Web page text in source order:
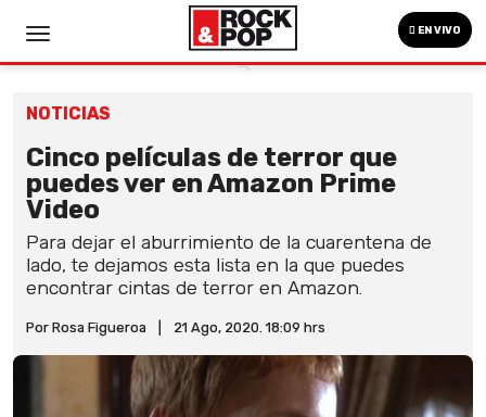
EN VIVO
NOTICIAS
Cinco películas de terror que
puedes ver en Amazon Prime
Video
Para dejar el aburrimiento de la cuarentena de
lado, te dejamos esta lista en la que puedes
encontrar cintas de terror en Amazon.
Por Rosa Figueroa 21 Ago, 2020. 18:09 hrs